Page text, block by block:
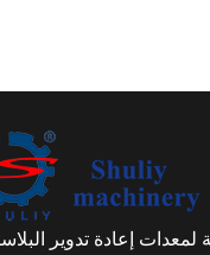
لمعدات إعادة تدوير